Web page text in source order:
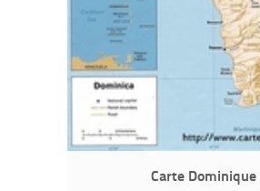
Carte Dominique